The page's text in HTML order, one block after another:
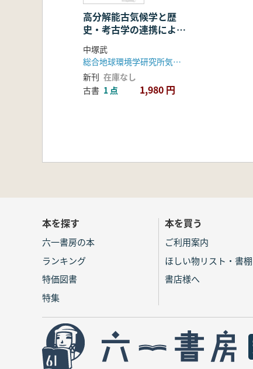
高分解能古気候学と歴
史・考古学の連携による
気候変動に強い社会シス
テムの探索
中塚武
総合地球環境学研究所気候適応史プロジェクト
新刊 在庫なし
古書 1 点 1,980 円
本を探す
六一書房の本
ランキング
特価図書
特集
本を買う
ご利用案内
ほしい物リスト・書棚
書店様へ